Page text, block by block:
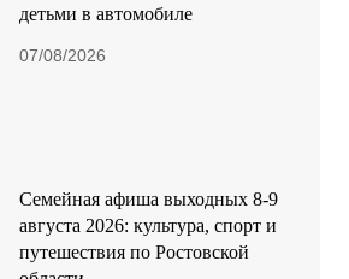
детьми в автомобиле
07/08/2026
Семейная афиша выходных 8-9
августа 2026: культура, спорт и
путешествия по Ростовской